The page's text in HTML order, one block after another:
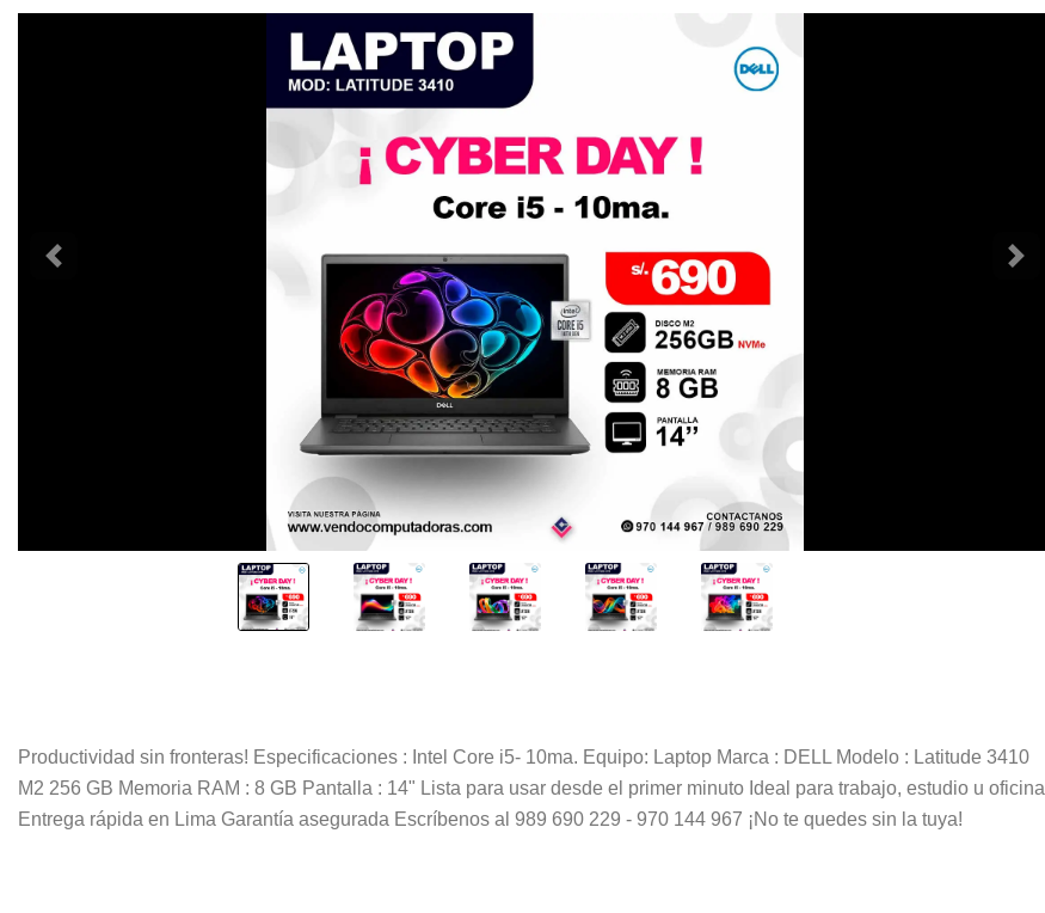
Productividad sin fronteras! Especificaciones : Intel Core i5- 10ma. Equipo: Laptop Marca : DELL Modelo : Latitude 3410
M2 256 GB Memoria RAM : 8 GB Pantalla : 14" Lista para usar desde el primer minuto Ideal para trabajo, estudio u oficina
Entrega rápida en Lima Garantía asegurada Escríbenos al 989 690 229 - 970 144 967 ¡No te quedes sin la tuya!